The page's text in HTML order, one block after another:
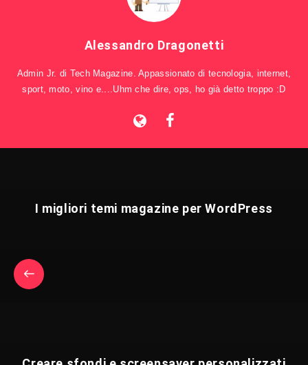
Alessandro Dragonetti
Admin Jr. di Tech Magazine. Appassionato di tecnologia, internet,
sport, moto, vino e....Uhm che dire, ops, ho già detto troppo :D
I migliori temi magazine per WordPress